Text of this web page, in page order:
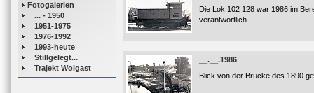
Fotogalerien
... - 1950
1951-1975
1976-1992
1993-heute
Stillgelegt...
Trajekt Wolgast
Die Lok 102 128 war 1986 im
verantwortlich.
__.__.1986
Blick von der Brücke des 1890